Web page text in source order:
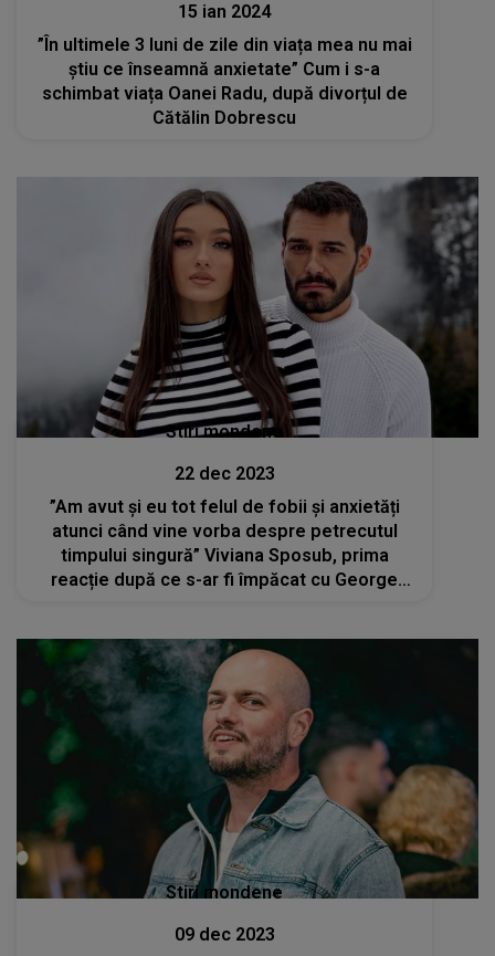
15 ian 2024
”În ultimele 3 luni de zile din viața mea nu mai
știu ce înseamnă anxietate” Cum i s-a
schimbat viața Oanei Radu, după divorțul de
Cătălin Dobrescu
Stiri mondene
22 dec 2023
”Am avut și eu tot felul de fobii și anxietăți
atunci când vine vorba despre petrecutul
timpului singură” Viviana Sposub, prima
reacție după ce s-ar fi împăcat cu George
Stiri mondene
09 dec 2023